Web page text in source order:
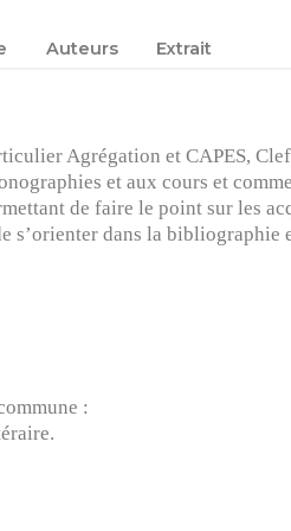
Auteurs Extrait
Agrégation et CAPES,
et aux cours et
de faire le point sur les
s’orienter dans la bibliographie
: